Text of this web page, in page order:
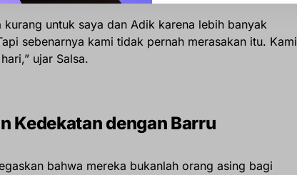
kurang untuk saya dan Adik karena lebih banyak
sebenarnya kami tidak pernah merasakan itu. Kami
ujar Salsa.
Kedekatan dengan Barru
bahwa mereka bukanlah orang asing bagi